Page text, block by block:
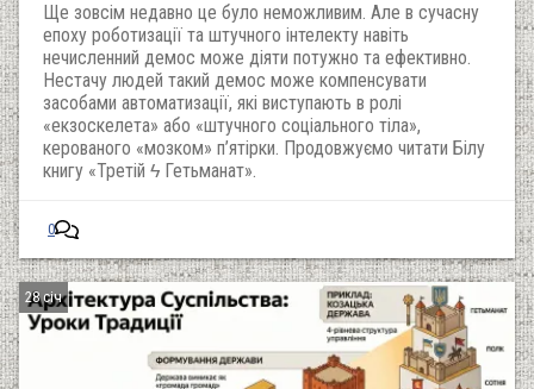
Ще зовсім недавно це було неможливим. Але в сучасну
епоху роботизації та штучного інтелекту навіть
нечисленний демос може діяти потужно та ефективно.
Нестачу людей такий демос може компенсувати
засобами автоматизації, які виступають в ролі
«екзоскелета» або «штучного соціального тіла»,
керованого «мозком» п’ятірки. Продовжуємо читати Білу
книгу «Третій ϟ Гетьманат».
0
28 січ